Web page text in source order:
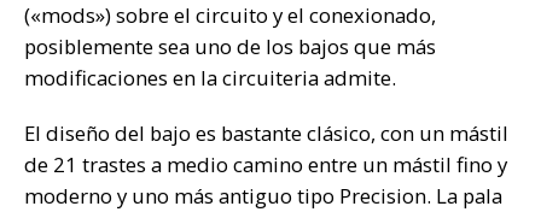
(«mods») sobre el circuito y el conexionado,
posiblemente sea uno de los bajos que más
modificaciones en la circuiteria admite.
El diseño del bajo es bastante clásico, con un mástil
de 21 trastes a medio camino entre un mástil fino y
moderno y uno más antiguo tipo Precision. La pala